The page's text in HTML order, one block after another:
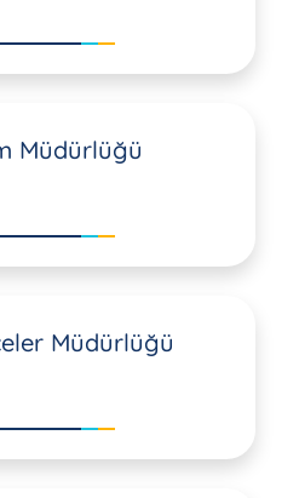
Müdürlüğü
Müdürlüğü